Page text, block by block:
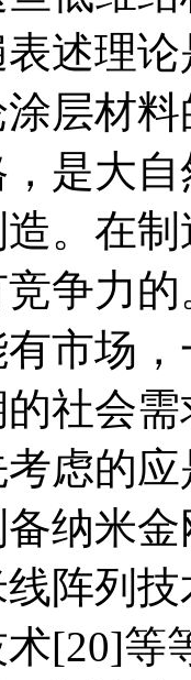
述理
层材
是大
。在
争力
市场
社会
虑的
纳米
阵列
[20]等